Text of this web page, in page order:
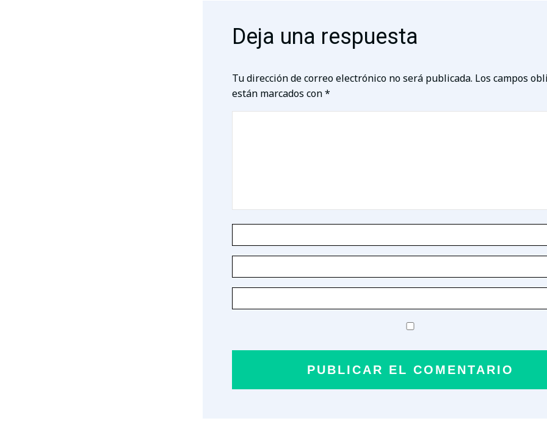
Deja una respuesta
Tu dirección de correo electrónico no será publicada. Los campos
están marcados con*